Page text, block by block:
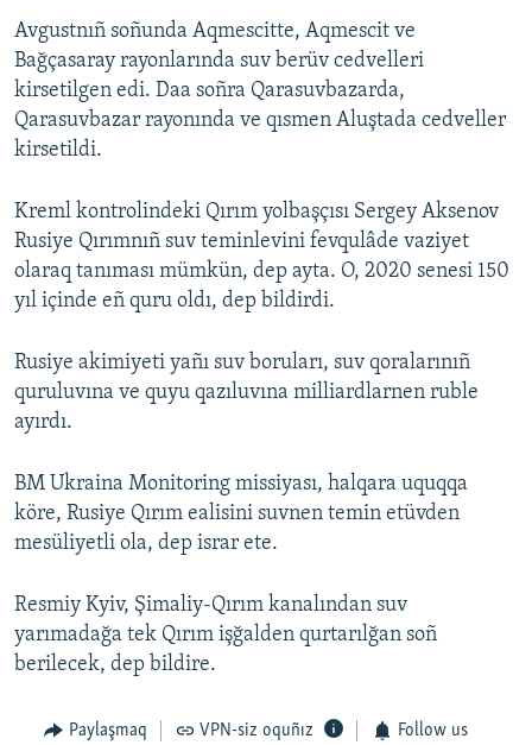
Avgustnıñ soñunda Aqmescitte, Aqmescit ve
Bağçasaray rayonlarında suv berüv cedvelleri
kirsetilgen edi. Daa soñra Qarasuvbazarda,
Qarasuvbazar rayonında ve qısmen Aluştada cedveller
kirsetildi.
Kreml kontrolindeki Qırım yolbaşçısı Sergey Aksenov
Rusiye Qırımnıñ suv teminlevini fevqulâde vaziyet
olaraq tanıması mümkün, dep ayta. O, 2020 senesi 150
yıl içinde eñ quru oldı, dep bildirdi.
Rusiye akimiyeti yañı suv boruları, suv qoralarınıñ
quruluvına ve quyu qazıluvına milliardlarnen ruble
ayırdı.
BM Ukraina Monitoring missiyası, halqara uquqqa
köre, Rusiye Qırım ealisini suvnen temin etüvden
mesüliyetli ola, dep israr ete.
Resmiy Kyiv, Şimaliy-Qırım kanalından suv
yarımadağa tek Qırım işğalden qurtarılğan soñ
berilecek, dep bildire.
Paylaşmaq VPN-siz oquñız Follow us